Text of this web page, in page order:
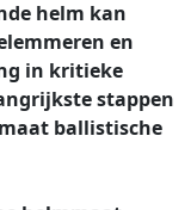
helm kan
en
in kritieke
stappen
ballistische